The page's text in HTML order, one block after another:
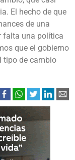
El hecho de que
de una
falta una política
que el gobierno
tipo de cambio